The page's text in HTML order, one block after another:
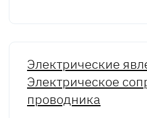
Электрические
Электрическое
проводника